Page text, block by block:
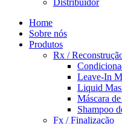
Distribuidor
Home
Sobre nós
Produtos
Rx /
Leave-In
Liquid
Máscara
Shampoo
Fx / Finalização